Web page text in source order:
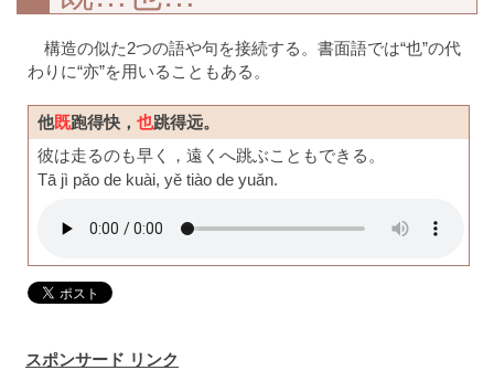
構造の似た2つの語や句を接続する。書面語では“也”の代
わりに“亦”を用いることもある。
他既跑得快， 也跳得远。
彼は走るのも早く，遠くへ跳ぶこともできる。
Tā jì pǎo de kuài, yě tiào de yuǎn.
スポンサード リンク